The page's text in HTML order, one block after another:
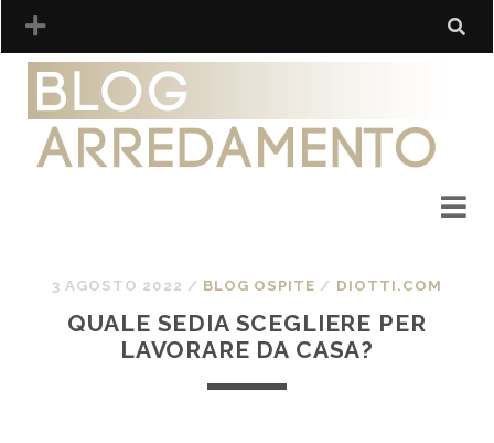
3 AGOSTO 2022 / BLOG OSPITE / DIOTTI.COM
QUALE SEDIA SCEGLIERE PER
LAVORARE DA CASA?